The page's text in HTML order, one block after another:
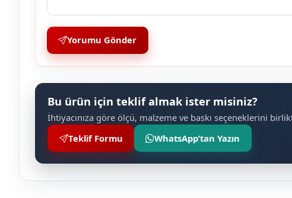
Yorumu Gönder
Bu ürün için teklif almak ister misiniz?
İhtiyacınıza göre ölçü, malzeme ve baskı seçeneklerini
Teklif Formu
WhatsApp’tan Yazın